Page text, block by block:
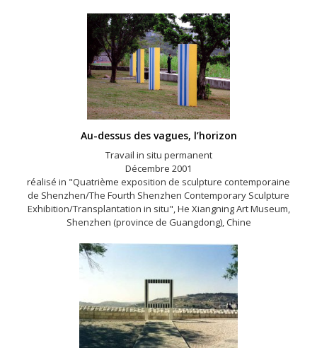
Au-dessus des vagues, l’horizon
Travail in situ permanent
Décembre 2001
réalisé in "Quatrième exposition de sculpture contemporaine
de Shenzhen/The Fourth Shenzhen Contemporary Sculpture
Exhibition/Transplantation in situ", He Xiangning Art Museum,
Shenzhen (province de Guangdong), Chine